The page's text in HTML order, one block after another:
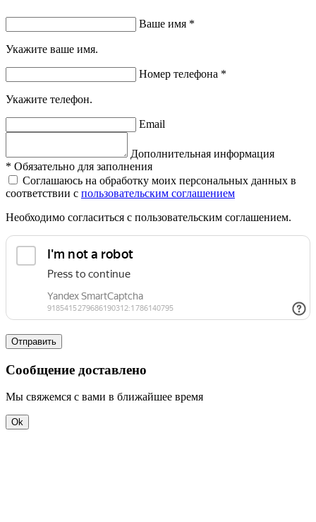
Ваше имя *
Укажите ваше имя.
Номер телефона *
Укажите телефон.
Email
Дополнительная информация
* Обязательно для заполнения
Соглашаюсь на обработку моих персональных данных в
соответствии с пользовательским соглашением
Необходимо согласиться с пользовательским соглашением.
Отправить
Сообщение доставлено
Мы свяжемся с вами в ближайшее время
Ok